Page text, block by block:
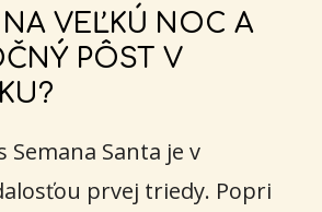
VEĽKÚ NOC A
PÔST V
Semana Santa je v
prvej triedy. Popri